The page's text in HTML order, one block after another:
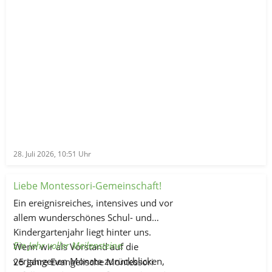
28. Juli 2026, 10:51 Uhr
Liebe Montessori-Gemeinschaft!
Ein ereignisreiches, intensives und vor
allem wunderschönes Schul- und
Kindergartenjahr liegt hinter uns.
Wenn wir als Vorstand auf die
vergangenen Monate zurückblicken,
Ein Jahr voller Meilensteine:
25 Jahre Evangelische Montessori